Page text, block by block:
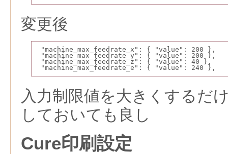
変更後
"machine_max_feedrate_x": { "value": 200 },
"machine_max_feedrate_y": { "value": 200 },
"machine_max_feedrate_z": { "value": 40 },
"machine_max_feedrate_e": { "value": 240 },
入力制限値を大きくするだ
しておいても良し
Cure印刷設定